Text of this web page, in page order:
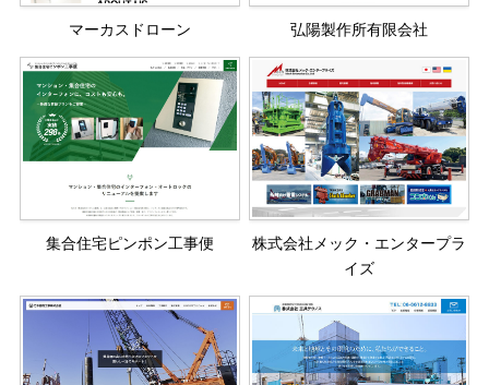
マーカスドローン 弘陽製作所有限会社
集合住宅ピンポン工事便
株式会社メック・エンタープラ
イズ